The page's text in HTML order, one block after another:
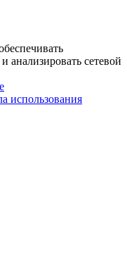
анализировать сетевой
использования